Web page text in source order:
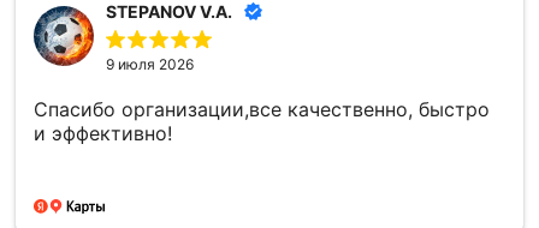
STEPANOV V.A.
9 июля 2026
Спасибо организации,все качественно, быстро
и эффективно!